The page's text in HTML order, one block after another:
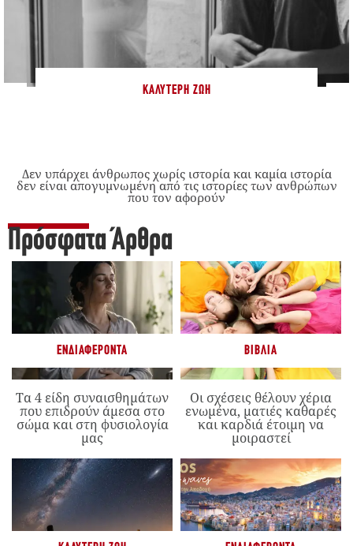
ΚΑΛΎΤΕΡΗ ΖΩΉ
Δεν υπάρχει άνθρωπος χωρίς ιστορία και καμία ιστορία
δεν είναι απογυμνωμένη από τις ιστορίες των ανθρώπων
που τον αφορούν
Πρόσφατα Άρθρα
ΕΝΔΙΑΦΈΡΟΝΤΑ
Τα 4 είδη συναισθημάτων
που επιδρούν άμεσα στο
σώμα και στη φυσιολογία
μας
ΒΙΒΛΊΑ
Οι σχέσεις θέλουν χέρια
ενωμένα, ματιές καθαρές
και καρδιά έτοιμη να
μοιραστεί